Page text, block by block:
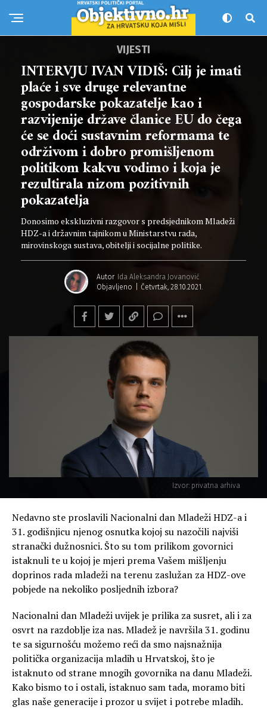
Izvor: privatna arhiva
VIJESTI
INTERVJU IVAN VIDIŠ: Cilj je imati
plaće i sve druge relevantne
gospodarske pokazatelje kao i
razvijenije države članice EU do čega
će se doći sustavnim reformama te
održivom i dobro promišljenom
politikom kakvu vodimo i koja je
rezultirala nizom pozitivnih
pokazatelja
Donosimo ekskluzivni razgovor s predsjednikom Mladeži
HDZ-a i državnim tajnikom u Ministarstvu rada,
mirovinskoga sustava, obitelji i socijalne politike.
Autor Ida Aleksandra Jovanović
Objavljeno
Četvrtak, 28.10.2021.
Nedavno ste proslavili Nacionalni dan Mladeži HDZ-a i
31. godišnjicu njenog osnutka kojoj su nazočili najviši
stranački dužnosnici. Što su tom prilikom govornici
istaknuli te u kojoj je mjeri prema Vašem mišljenju
doprinos rada mladeži na terenu zaslužan za HDZ-ove
pobjede na nekoliko posljednih izbora?
Nacionalni dan Mladeži uvijek je prilika za susret, ali i za
osvrt na razdoblje iza nas. Mladež je navršila 31. godinu
te sa sigurnošću možemo reći da smo najsnažnija
politička organizacija mladih u Hrvatskoj, što je
istaknuto od strane mnogih govornika na danu Mladeži.
Kako bismo to i ostali, istaknuo sam tada, moramo biti
glas naše generacije i prozor u svijet i potrebe mladih.